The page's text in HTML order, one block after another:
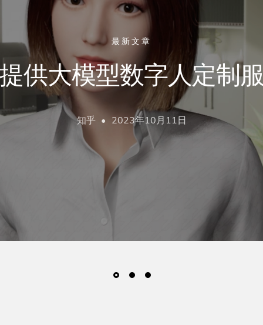
最新文章
供大模型数字人定制
知乎 2023年10月11日